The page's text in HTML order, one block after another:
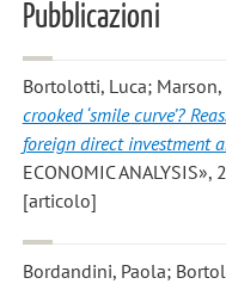
Pubblicazioni
Bortolotti, Luca;
crooked ‘smile curve’?
foreign direct investment
ECONOMIC
[articolo]
Bordandini, Paola;